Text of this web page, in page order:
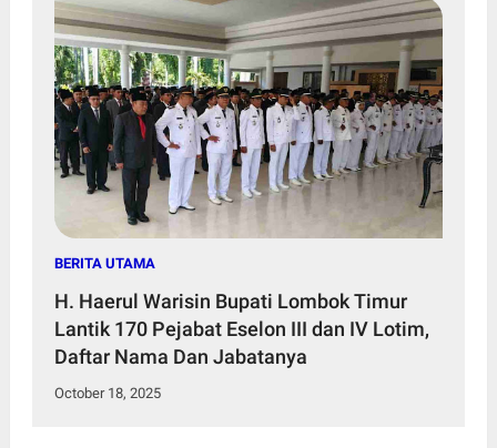
BERITA UTAMA
H. Haerul Warisin Bupati Lombok Timur
Lantik 170 Pejabat Eselon III dan IV Lotim,
Daftar Nama Dan Jabatanya
October 18, 2025